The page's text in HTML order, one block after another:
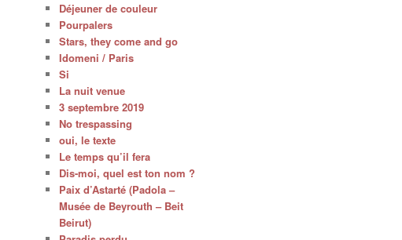
Déjeuner de couleur
Pourpalers
Stars, they come and go
Idomeni / Paris
Si
La nuit venue
3 septembre 2019
No trespassing
oui, le texte
Le temps qu’il fera
Dis-moi, quel est ton nom ?
Paix d’Astarté (Padola –
Musée de Beyrouth – Beit
Beirut)